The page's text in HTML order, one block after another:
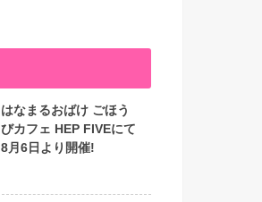
はなまるおばけ ごほう
びカフェ HEP FIVEにて
8月6日より開催!